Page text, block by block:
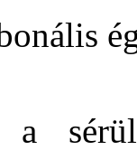
a